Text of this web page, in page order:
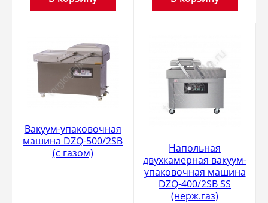
Вакуум-упаковочная
машина DZQ-500/2SB
(с газом)
Напольная
двухкамерная вакуум-
упаковочная машина
DZQ-400/2SB SS
(нерж.газ)